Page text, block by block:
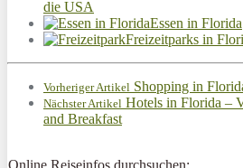
die USA
Essen in Florida
Freizeitparks in
Vorheriger Artikel Shopping in
Nächster Artikel Hotels in Florida –
and Breakfast
Online Reiseinfos durchsuchen: